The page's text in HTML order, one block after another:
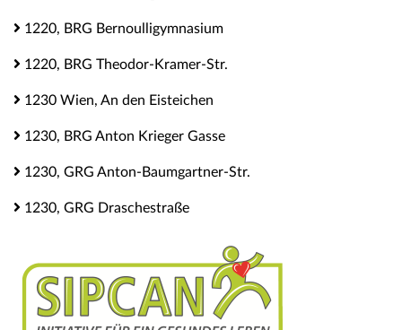
1220, BRG Bernoulligymnasium
1220, BRG Theodor-Kramer-Str.
1230 Wien, An den Eisteichen
1230, BRG Anton Krieger Gasse
1230, GRG Anton-Baumgartner-Str.
1230, GRG Draschestraße